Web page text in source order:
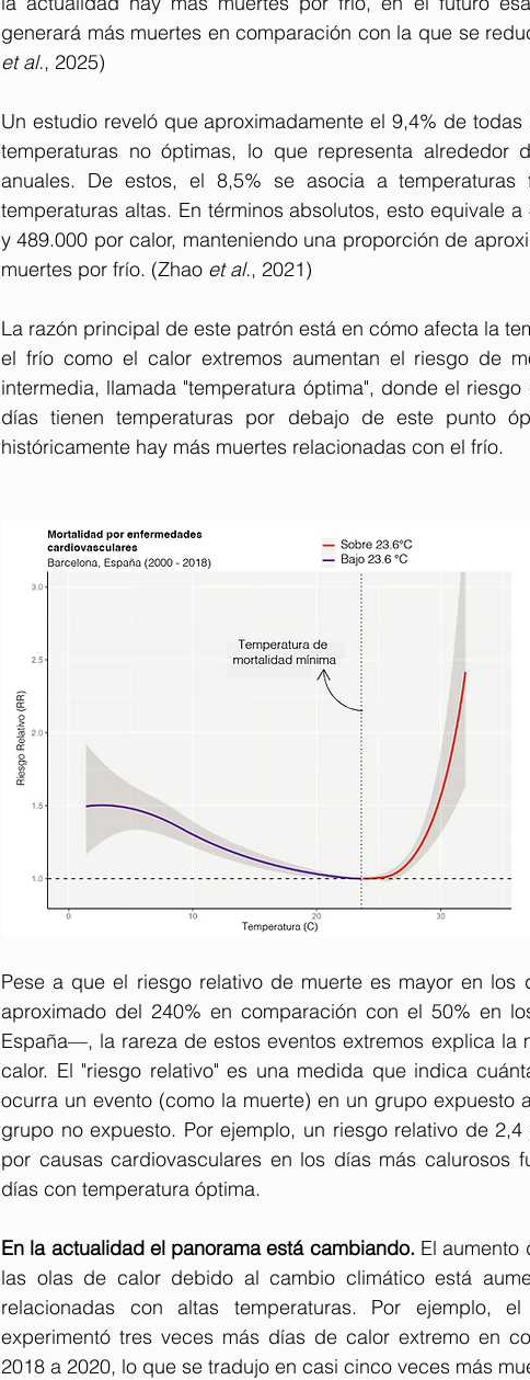
et al., 2025)
Un estudio reveló que aproximadamente el 9,4% de
temperaturas no óptimas, lo que representa alrededor
anuales. De estos, el 8,5% se asocia a
temperaturas altas. En términos absolutos, esto equivale
y 489.000 por calor, manteniendo una proporción de
muertes por frío. (Zhao et al., 2021)
La razón principal de este patrón está en cómo afecta la
el frío como el calor extremos aumentan el riesgo de
intermedia, llamada "temperatura óptima", donde el
días tienen temperaturas por debajo de este punto
históricamente hay más muertes relacionadas con el frío.
Pese a que el riesgo relativo de muerte es mayor en
aproximado del 240% en comparación con el 50% en
España—, la rareza de estos eventos extremos explica la
calor. El "riesgo relativo" es una medida que indica
ocurra un evento (como la muerte) en un grupo expuesto
grupo no expuesto. Por ejemplo, un riesgo relativo de
por causas cardiovasculares en los días más calurosos
días con temperatura óptima.
En la actualidad el panorama está cambiando. El aumento
las olas de calor debido al cambio climático está
relacionadas con altas temperaturas. Por ejemplo,
experimentó tres veces más días de calor extremo en
2018 a 2020, lo que se tradujo en casi cinco veces más